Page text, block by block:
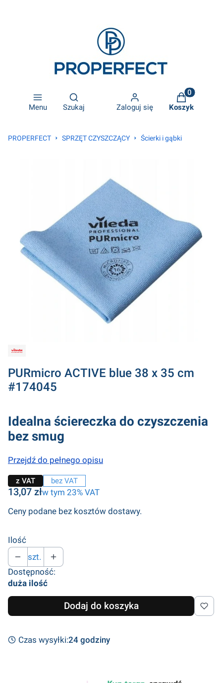
Menu
Otwórz wyszukiwarkę
Szukaj Zaloguj się
Produkty w
Koszyk
PROPERFECT SPRZĘT CZYSZCZĄCY Ścierki i gąbki
PURmicro ACTIVE blue 38 x 35 cm
#174045
Idealna ściereczka do czyszczenia
bez smug
Przejdź do pełnego opisu
z VAT bez VAT
Cena
13,07 złw tym 23% VAT
w tym 23% VAT
Ceny podane bez kosztów dostawy.
Ilość
szt.
Dostępność:
duża ilość
Dodaj do koszyka
Czas wysyłki:24 godziny